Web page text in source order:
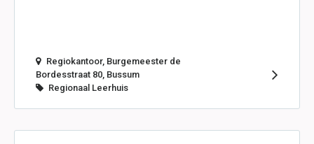
Regiokantoor, Burgemeester de
Bordesstraat 80, Bussum
Regionaal Leerhuis